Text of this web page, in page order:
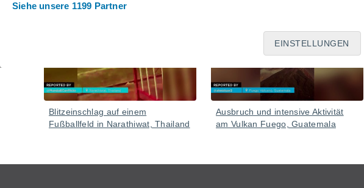
Siehe unsere 1199 Partner
EINSTELLUNGEN
Blitzeinschlag auf einem
Fußballfeld in Narathiwat, Thailand
Ausbruch und intensive Aktivität
am Vulkan Fuego, Guatemala